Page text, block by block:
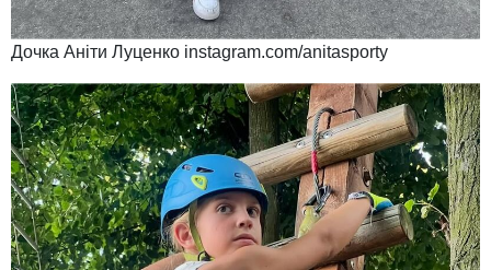
Дочка Аніти Луценко instagram.com/anitasporty